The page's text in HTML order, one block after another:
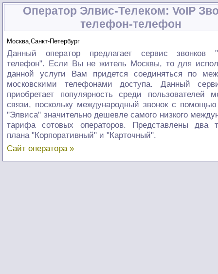
Оператор Элвис-Телеком: VoIP
телефон-телефон
Москва,Санкт-Петербург
Данный оператор предлагает сервис звонков
телефон". Если Вы не житель Москвы, то для
данной услуги Вам придется соединяться по
московскими телефонами доступа. Данный
приобретает популярность среди пользователей
связи, поскольку международный звонок с помощью
"Элвиса" значительно дешевле самого низкого
тарифа сотовых операторов. Представлены два
плана "Корпоративный" и "Карточный".
Сайт оператора »